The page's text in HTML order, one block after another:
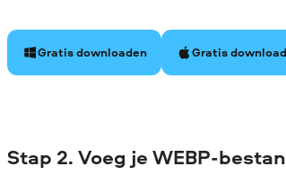
Gratis downloaden Gratis
Stap 2. Voeg je WEBP-